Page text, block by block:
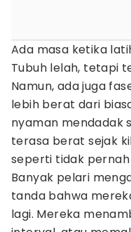
Ada masa ketika
Tubuh lelah, tetapi
Namun, ada juga
lebih berat dari
nyaman mendadak
terasa berat sejak
seperti tidak
Banyak pelari
tanda bahwa
lagi. Mereka